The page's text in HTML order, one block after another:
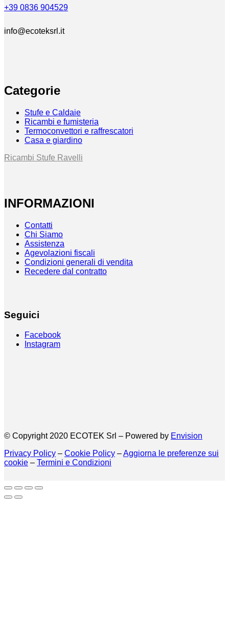
+39 0836 904529
info@ecoteksrl.it
Categorie
Stufe e Caldaie
Ricambi e fumisteria
Termoconvettori e raffrescatori
Casa e giardino
Ricambi Stufe Ravelli
INFORMAZIONI
Contatti
Chi Siamo
Assistenza
Agevolazioni fiscali
Condizioni generali di vendita
Recedere dal contratto
Seguici
Facebook
Instagram
© Copyright 2020 ECOTEK Srl – Powered by Envision
Privacy Policy – Cookie Policy –Aggiorna le preferenze sui
cookie – Termini e Condizioni